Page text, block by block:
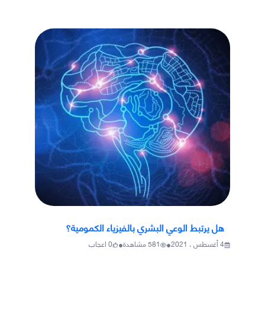
هل يرتبط الوعي البشري بالفيزياء الكمومية؟
4 أغسطس ، 2021 •
581مشاهدة•
0اعجاب